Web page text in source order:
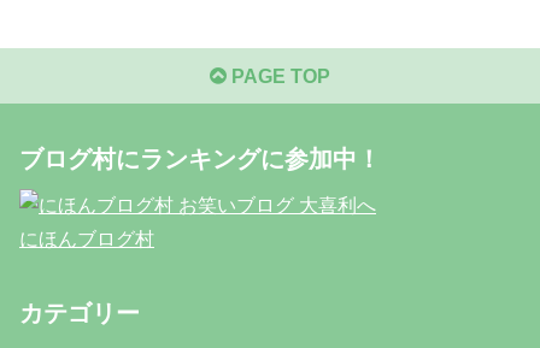
PAGE TOP
ブログ村にランキングに参加中！
にほんブログ村
カテゴリー